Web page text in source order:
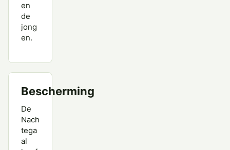
en
de
jong
en.
Bescherming
De
Nach
tega
al